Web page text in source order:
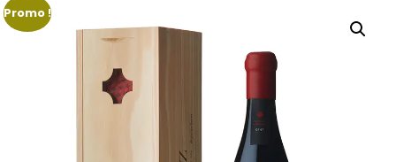
Promo !